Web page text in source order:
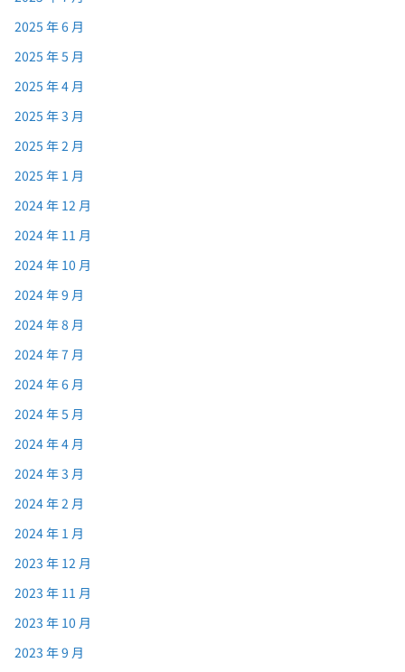
2025 年 6 月
2025 年 5 月
2025 年 4 月
2025 年 3 月
2025 年 2 月
2025 年 1 月
2024 年 12 月
2024 年 11 月
2024 年 10 月
2024 年 9 月
2024 年 8 月
2024 年 7 月
2024 年 6 月
2024 年 5 月
2024 年 4 月
2024 年 3 月
2024 年 2 月
2024 年 1 月
2023 年 12 月
2023 年 11 月
2023 年 10 月
2023 年 9 月